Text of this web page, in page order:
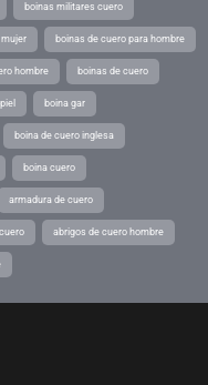
boinas militares cuero
mujer boinas de cuero para hombre
hombre boinas de cuero
boina gar
boina de cuero inglesa
boina cuero
armadura de cuero
abrigos de cuero hombre